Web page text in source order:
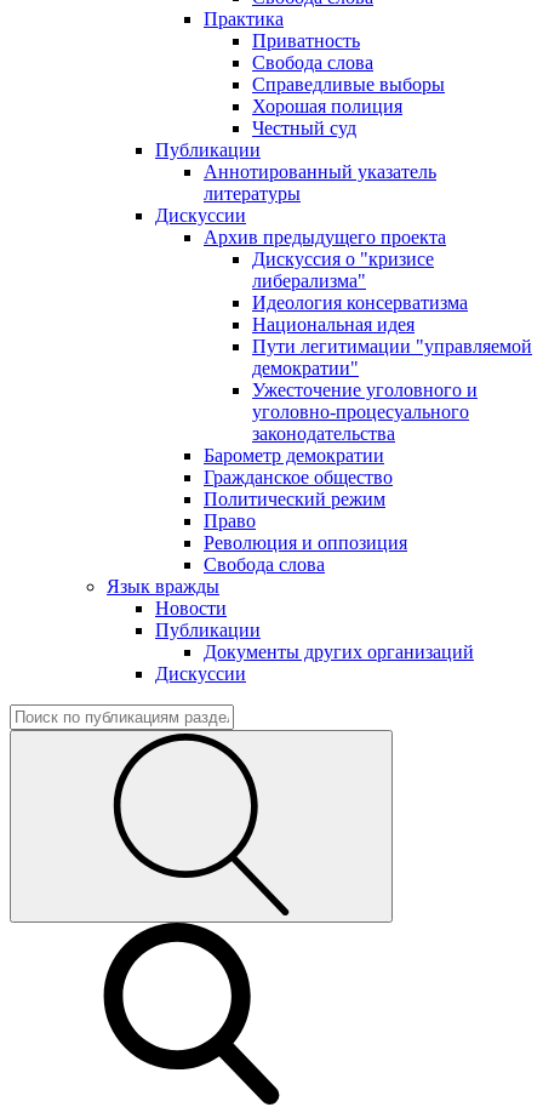
Практика
Приватность
Свобода слова
Справедливые выборы
Хорошая полиция
Честный суд
Публикации
Аннотированный указатель
литературы
Дискуссии
Архив предыдущего проекта
Дискуссия о "кризисе
либерализма"
Идеология консерватизма
Национальная идея
Пути легитимации "управляемой
демократии"
Ужесточение уголовного и
уголовно-процесуального
законодательства
Барометр демократии
Гражданское общество
Политический режим
Право
Революция и оппозиция
Свобода слова
Язык вражды
Новости
Публикации
Документы других организаций
Дискуссии